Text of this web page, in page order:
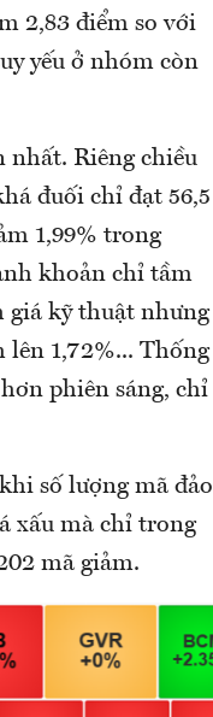
2,83 điểm so với
yếu ở nhóm còn
nhất. Riêng chiều
đuối chỉ đạt 56,5
1,99% trong
khoản chỉ tầm
giá kỹ thuật nhưng
lên 1,72%... Thống
phiên sáng, chỉ
số lượng mã đảo
xấu mà chỉ trong
mã giảm.